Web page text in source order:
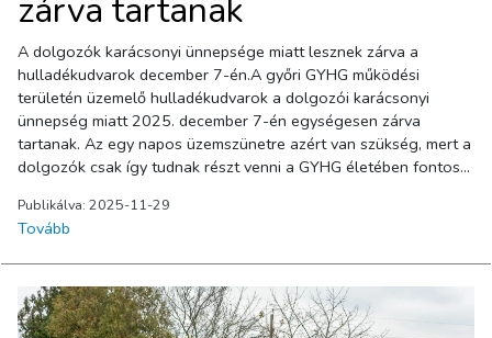
zárva tartanak
A dolgozók karácsonyi ünnepsége miatt lesznek zárva a
hulladékudvarok december 7-én.A győri GYHG működési
területén üzemelő hulladékudvarok a dolgozói karácsonyi
ünnepség miatt 2025. december 7-én egységesen zárva
tartanak. Az egy napos üzemszünetre azért van szükség, mert a
dolgozók csak így tudnak részt venni a GYHG életében fontos
ügyfeleink megértéséért!
Publikálva: 2025-11-29
Tovább